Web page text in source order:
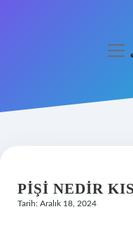
Hakkımızda
PIŞI NEDIR
Tarih: Aralık 18, 2024